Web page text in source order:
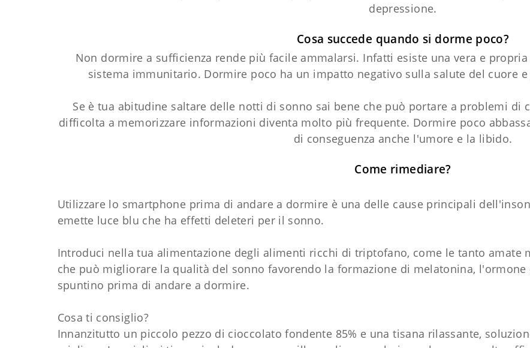
depressione.
Cosa succede quando si dorme poco?
Non dormire a sufficienza rende più facile ammalarsi. Infatti esiste una vera e
sistema immunitario. Dormire poco ha un impatto negativo sulla salute del cuore
Se è tua abitudine saltare delle notti di sonno sai bene che può portare a problemi di
difficolta a memorizzare informazioni diventa molto più frequente. Dormire poco
di conseguenza anche l'umore e la libido.
Come rimediare?
Utilizzare lo smartphone prima di andare a dormire è una delle cause principali
emette luce blu che ha effetti deleteri per il sonno.
Introduci nella tua alimentazione degli alimenti ricchi di triptofano, come le tanto amate
che può migliorare la qualità del sonno favorendo la formazione di melatonina,
spuntino prima di andare a dormire.
Cosa ti consiglio?
Innanzitutto un piccolo pezzo di cioccolato fondente 85% e una tisana rilassante,